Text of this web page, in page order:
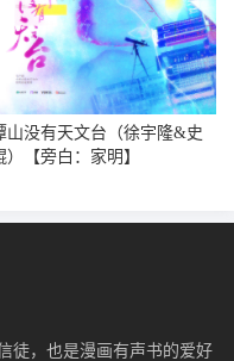
山没有天文台（徐宇隆&史
）【旁白：家明】
徒，也是漫画有声书的爱好